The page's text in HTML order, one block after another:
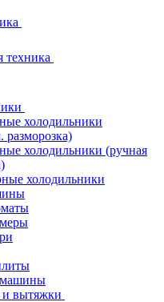
техника
холодильники
разморозка)
холодильники (ручная
холодильники
машины
и вытяжки